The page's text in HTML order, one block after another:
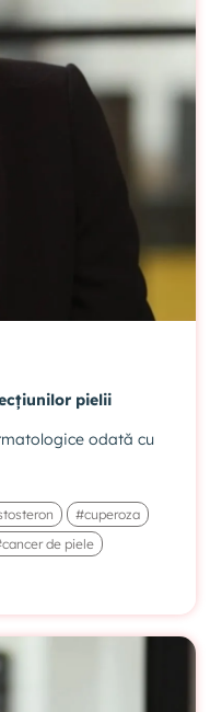
pielii
odată cu
#cuperoza
de piele